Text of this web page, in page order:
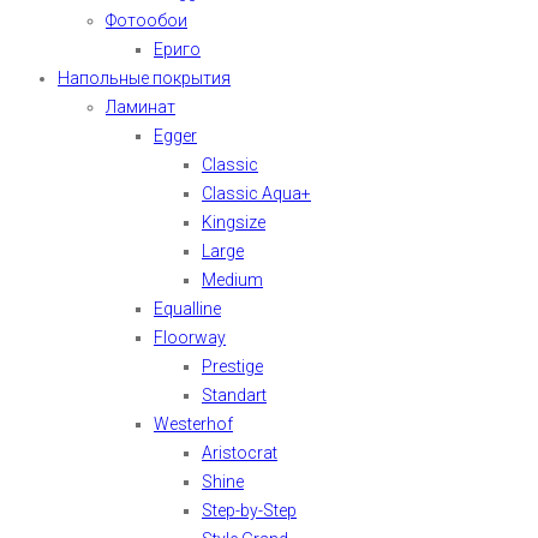
Фотообои
Ериго
Напольные покрытия
Ламинат
Egger
Classic
Classic Aqua+
Kingsize
Large
Medium
Equalline
Floorway
Prestige
Standart
Westerhof
Aristocrat
Shine
Step-by-Step